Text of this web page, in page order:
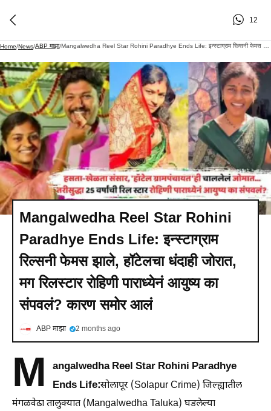
12
Home/News/ABP माझा/
Mangalwedha Reel Star Rohini
Paradhye Ends Life: इन्स्टाग्राम
रिल्सनी फेमस झाले, हॉटेलचा धंदाही जोरात,
मग रिलस्टार रोहिणी पाराध्येनं आयुष्य का
संपवलं? कारण समोर आलं
ABP माझा 2 months ago
M
angalwedha Reel Star Rohini Paradhye
Ends Life:सोलापूर (Solapur Crime) जिल्ह्यातील
मंगळवेढा तालुक्यात (Mangalwedha Taluka) घडलेल्या